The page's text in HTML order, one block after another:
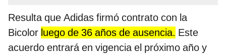
Resulta que Adidas firmó contrato con la
Bicolor luego de 36 años de ausencia. Este
acuerdo entrará en vigencia el próximo año y